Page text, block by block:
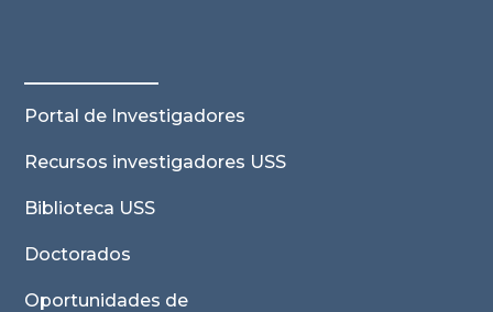
Portal de Investigadores
Recursos investigadores USS
Biblioteca USS
Doctorados
Oportunidades de